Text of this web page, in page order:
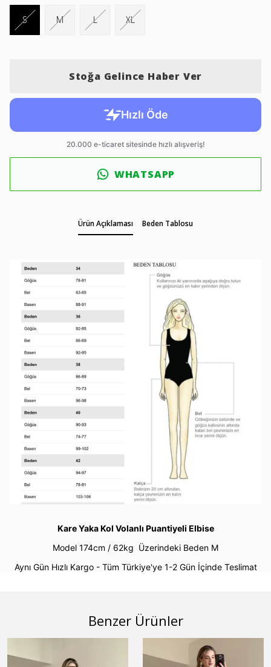
S M L XL
Stoğa Gelince Haber Ver
WHATSAPP
Ürün Açıklaması Beden Tablosu
Kare Yaka Kol Volanlı Puantiyeli Elbise
Model 174cm / 62kg Üzerindeki Beden M
Aynı Gün Hızlı Kargo - Tüm Türkiye'ye 1-2 Gün İçinde Teslimat
Benzer Ürünler